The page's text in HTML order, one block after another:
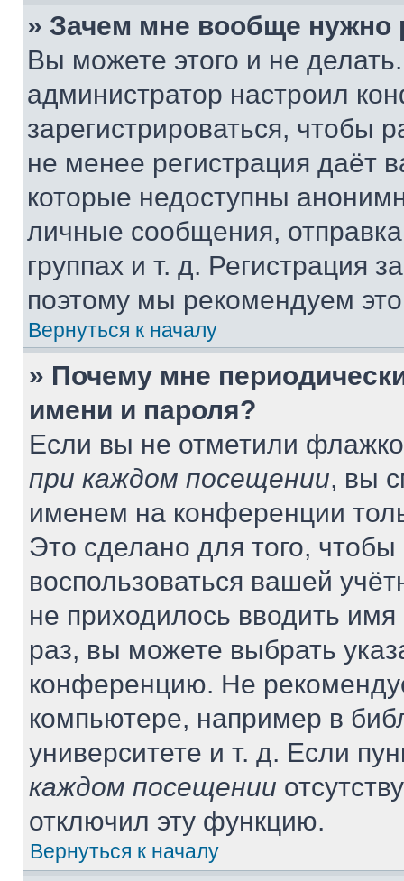
» Зачем мне вообще нужно
Вы можете этого и не
администратор настроил
зарегистрироваться, чтобы
не менее регистрация даёт
которые недоступны
личные сообщения,
группах и т. д. Регистрация
поэтому мы рекомендуем
Вернуться к началу
» Почему мне
имени и пароля?
Если вы не отметили
при каждом посещении, вы
именем на конференции
Это сделано для того, чтобы
воспользоваться вашей
не приходилось вводить
раз, вы можете выбрать
конференцию. Не
компьютере, например в
университете и т. д. Если
каждом посещении
отключил эту функцию.
Вернуться к началу